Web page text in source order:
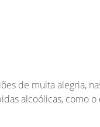
de muita alegria,
alcoólicas, como o